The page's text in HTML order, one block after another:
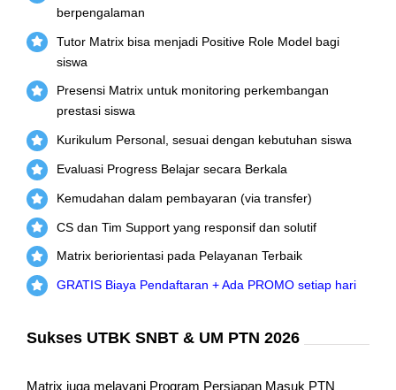
berpengalaman
Tutor Matrix bisa menjadi Positive Role Model bagi
siswa
Presensi Matrix untuk monitoring perkembangan
prestasi siswa
Kurikulum Personal, sesuai dengan kebutuhan siswa
Evaluasi Progress Belajar secara Berkala
Kemudahan dalam pembayaran (via transfer)
CS dan Tim Support yang responsif dan solutif
Matrix beriorientasi pada Pelayanan Terbaik
GRATIS Biaya Pendaftaran + Ada PROMO setiap hari
Sukses UTBK SNBT & UM PTN 2026
Matrix juga melayani Program Persiapan Masuk PTN